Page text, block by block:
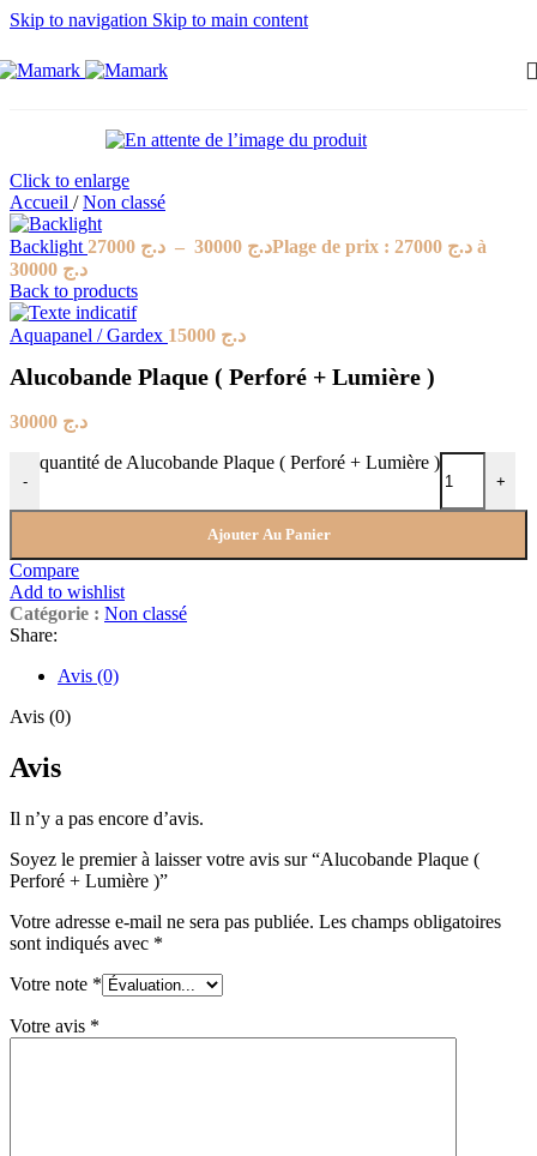
Skip to navigation Skip to main content
Click to enlarge
Accueil / Non classé
Backlight د.ج – د.جPlage de prix : د.ج 27000 à
د.ج 30000
Back to products
Aquapanel / Gardex د.ج
Alucobande Plaque ( Perforé + Lumière )
د.ج
-
quantité de Alucobande Plaque ( Perforé + Lumière )
+
Ajouter Au Panier
Compare
Add to wishlist
Catégorie : Non classé
Share:
Avis (0)
Avis (0)
Avis
Il n’y a pas encore d’avis.
Soyez le premier à laisser votre avis sur “Alucobande Plaque (
Perforé + Lumière )”
Votre adresse e-mail ne sera pas publiée. Les champs obligatoires
sont indiqués avec *
Votre note *
Votre avis *